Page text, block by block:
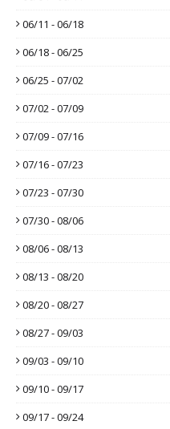
06/11 - 06/18
06/18 - 06/25
06/25 - 07/02
07/02 - 07/09
07/09 - 07/16
07/16 - 07/23
07/23 - 07/30
07/30 - 08/06
08/06 - 08/13
08/13 - 08/20
08/20 - 08/27
08/27 - 09/03
09/03 - 09/10
09/10 - 09/17
09/17 - 09/24